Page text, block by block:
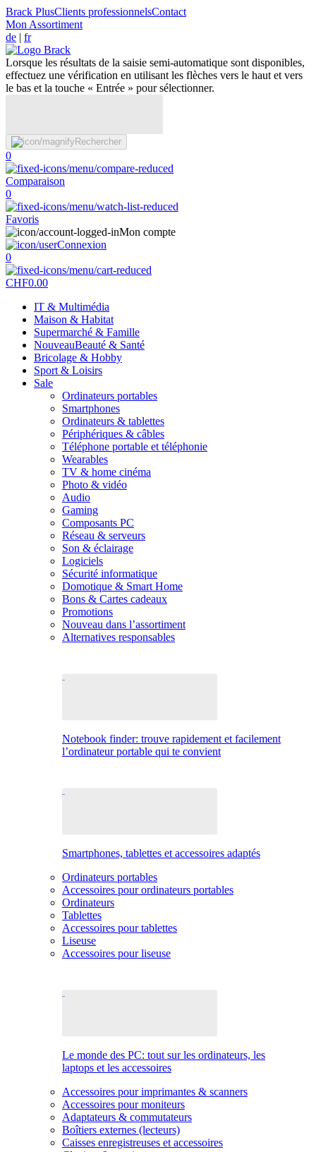
Brack PlusClients professionnelsContact
Mon Assortiment
de | fr
Lorsque les résultats de la saisie semi-automatique sont disponibles,
effectuez une vérification en utilisant les flèches vers le haut et vers
le bas et la touche « Entrée » pour sélectionner.
Rechercher
0
Comparaison
0
Favoris
Mon compte
Connexion
0
CHF0.00
IT & Multimédia
Maison & Habitat
Supermarché & Famille
NouveauBeauté & Santé
Bricolage & Hobby
Sport & Loisirs
Sale
Ordinateurs portables
Smartphones
Ordinateurs & tablettes
Périphériques & câbles
Téléphone portable et téléphonie
Wearables
TV & home cinéma
Photo & vidéo
Audio
Gaming
Composants PC
Réseau & serveurs
Son & éclairage
Logiciels
Sécurité informatique
Domotique & Smart Home
Bons & Cartes cadeaux
Promotions
Nouveau dans l’assortiment
Alternatives responsables
Notebook finder: trouve rapidement et facilement
l’ordinateur portable qui te convient
Smartphones, tablettes et accessoires adaptés
Ordinateurs portables
Accessoires pour ordinateurs portables
Ordinateurs
Tablettes
Accessoires pour tablettes
Liseuse
Accessoires pour liseuse
Le monde des PC: tout sur les ordinateurs, les
laptops et les accessoires
Accessoires pour imprimantes & scanners
Accessoires pour moniteurs
Adaptateurs & commutateurs
Boîtiers externes (lecteurs)
Caisses enregistreuses et accessoires